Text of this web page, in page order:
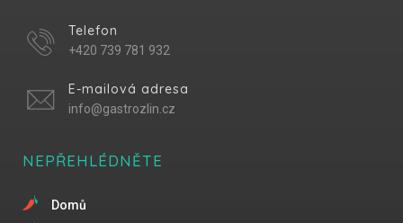
Telefon
+420 739 781 932
E-mailová adresa
info@gastrozlin.cz
NEPŘEHLÉDNĚTE
Domů